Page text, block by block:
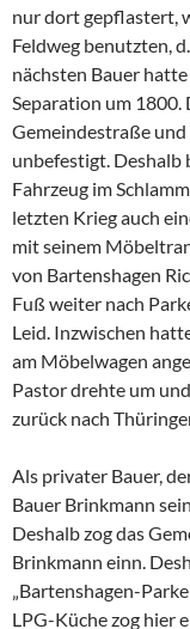
nur dort gepflastert,
Feldweg benutzten,
nächsten Bauer
Separation um 1800.
Gemeindestraße und
unbefestigt. Deshalb
Fahrzeug im
letzten Krieg auch
mit seinem
von Bartenshagen
Fuß weiter nach
Leid. Inzwischen
am Möbelwagen
Pastor drehte um
zurück nach
Als privater Bauer,
Bauer Brinkmann
Deshalb zog das
Brinkmann einn.
„Bartenshagen-
LPG-Küche zog hier